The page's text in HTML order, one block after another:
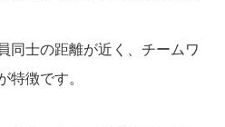
同士の距離が近く、チームワ
特徴です。